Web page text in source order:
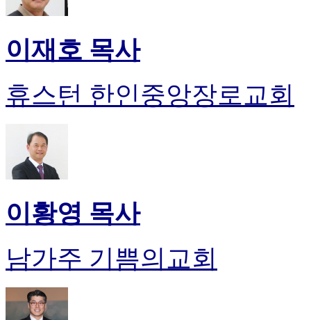
이재호 목사
휴스턴 한인중앙장로교회
이황영 목사
남가주 기쁨의교회